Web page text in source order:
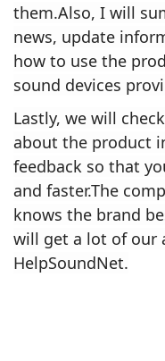
them.Also, I will
news, update
how to use the
sound devices
Lastly, we will
about the product
feedback so that
and faster.The
knows the brand
will get a lot of our
HelpSoundNet.